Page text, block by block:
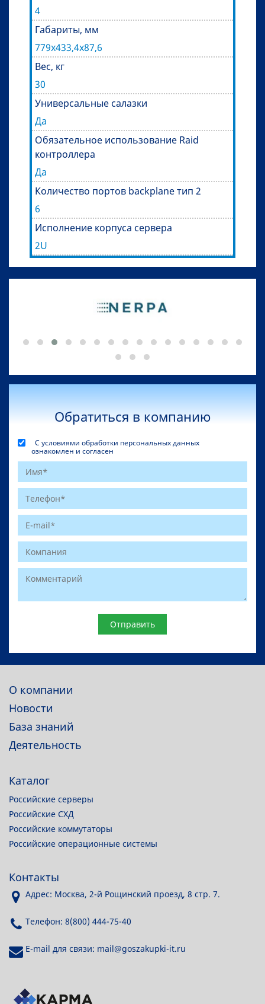
4
Габариты, мм
779х433,4х87,6
Вес, кг
30
Универсальные салазки
Да
Обязательное использование Raid
контроллера
Да
Количество портов backplane тип 2
6
Исполнение корпуса сервера
2U
Обратиться в компанию
С условиями обработки персональных данных
ознакомлен и согласен
О компании
Новости
База знаний
Деятельность
Каталог
Российские серверы
Российские СХД
Российские коммутаторы
Российские операционные системы
Контакты
Адрес: Москва, 2-й Рощинский проезд, 8 стр. 7.
Телефон: 8(800) 444-75-40
E-mail для связи: mail@goszakupki-it.ru